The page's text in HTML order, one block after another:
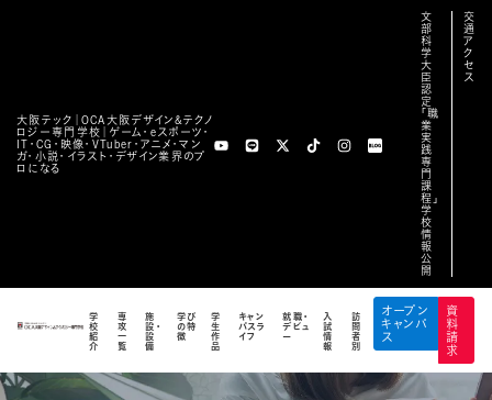
大阪テック｜OCA⼤阪デザイン&テクノ
ロジー専⾨学校｜ゲーム・eスポーツ・
IT・CG・映像・VTuber・アニメ・マン
ガ・小説・イラスト・デザイン業界のプ
ロになる
文
部
科
学
大
臣
認
定
「職
業
実
践
専
門
課
程」
学
校
情
報
公
開
交
通
ア
ク
セ
ス
学
校
紹
介
専
攻
一
覧
施
設・
設
備
学び
の特
徴
学
生
作
品
キャン
パスラ
イフ
就職・
デビュ
ー
入
試
情
報
訪
問
者
別
オープン
キャンパ
ス
資
料
請
求
MEDIA
メディア掲載実績